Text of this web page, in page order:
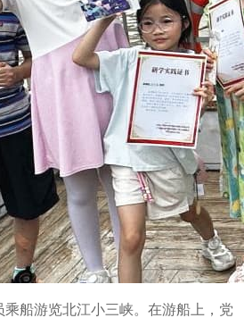
船游览北江小三峡。在游船上，党